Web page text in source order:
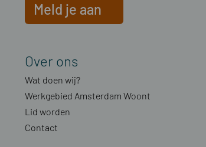
Meld je aan
Over ons
Wat doen wij?
Werkgebied Amsterdam Woont
Lid worden
Contact